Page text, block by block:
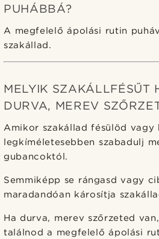
PUHÁBBÁ?
A megfelelő ápolási rutin
szakállad.
MELYIK SZAKÁLLFÉSŰT
DURVA, MEREV
Amikor szakállad fésülöd vagy
legkíméletesebben szabadulj
gubancoktól.
Semmiképp se rángasd vagy
maradandóan károsítja
Ha durva, merev szőrzeted
találnod a megfelelő ápolási